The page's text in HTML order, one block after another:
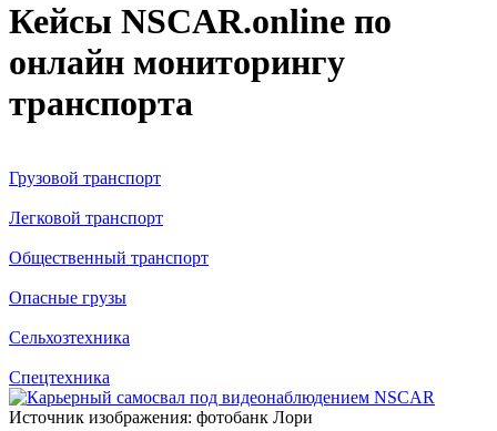
Кейсы NSCAR.online по
онлайн мониторингу
транспорта
Грузовой транспорт
Легковой транспорт
Общественный транспорт
Опасные грузы
Сельхозтехника
Спецтехника
Источник изображения: фотобанк Лори